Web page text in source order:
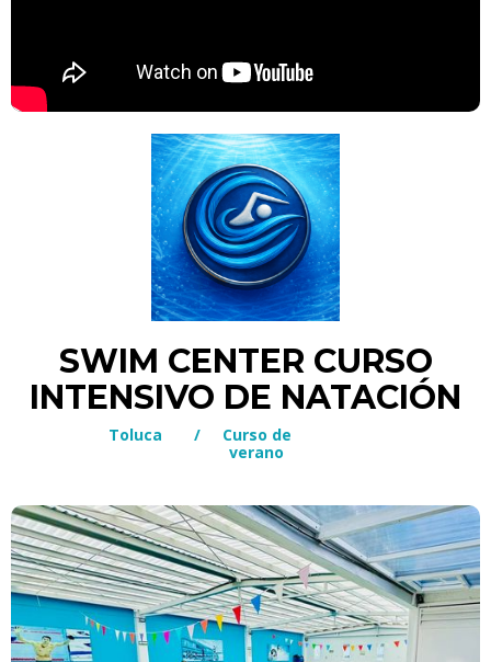
SWIM CENTER CURSO
INTENSIVO DE NATACIÓN
Toluca /
Curso de
verano